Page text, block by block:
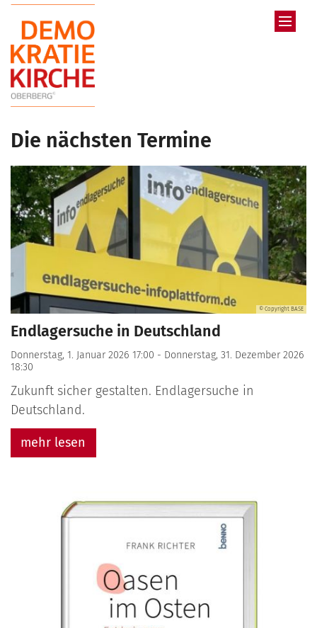
Zum Inhalt springen
Die nächsten Termine
© Copyright BASE
Endlagersuche in Deutschland
Donnerstag, 1. Januar 2026 17:00 - Donnerstag, 31. Dezember 2026
18:30
Zukunft sicher gestalten. Endlagersuche in
Deutschland.
mehr lesen